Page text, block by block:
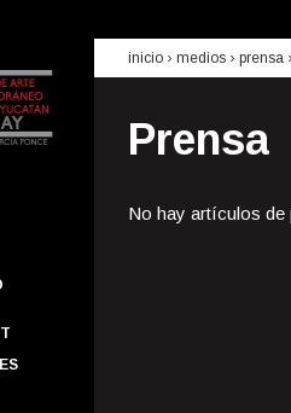
inicio › medios › prensa
Prensa
No hay artículos de